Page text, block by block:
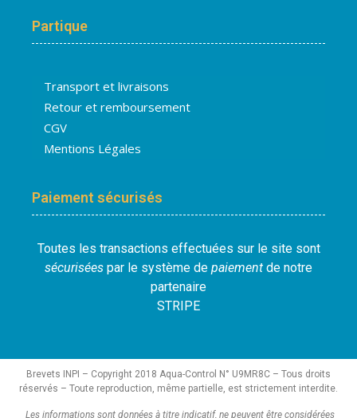
Partique
Transport et livraisons
Retour et remboursement
CGV
Mentions Légales
Paiement sécurisés
Toutes les transactions effectuées sur le site sont
sécurisées par le système de paiement de notre
partenaire
STRIPE
Brevets INPI – Copyright 2018 Aqua-Control N° U9MR8C – Tous droits
réservés – Toute reproduction, même partielle, est strictement interdite.
Les informations sont données à titre indicatif, ne peuvent être considérées